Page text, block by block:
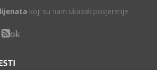
koji su nam ukazali povjerenje.
ok